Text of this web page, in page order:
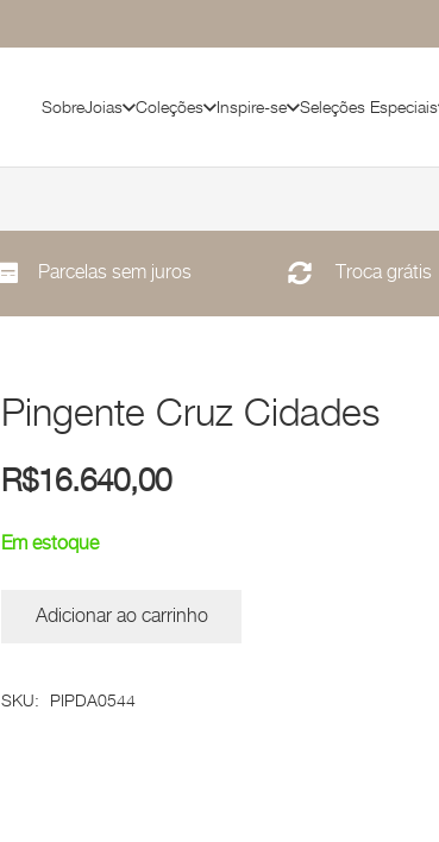
SobreJoias Coleções Inspire-se Seleções Especiais
Parcelas sem juros Troca grátis
Pingente Cruz Cidades
R$16.640,00
Em estoque
Cidades
Adicionar ao carrinho
SKU: PIPDA0544